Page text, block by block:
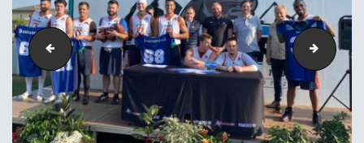
COMMUNAUTÉ
PARTENAIRES
CONTACT
IMG-20210927-WA0014 IMG-